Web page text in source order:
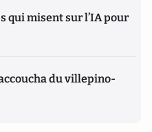
qui misent sur l’IA pour
du villepino-